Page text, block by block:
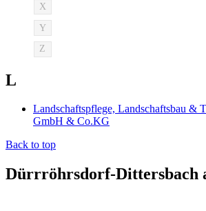
X
Y
Z
L
Landschaftspflege, Landschaftsbau &
GmbH & Co.KG
Back to top
Dürrröhrsdorf-Dittersbach